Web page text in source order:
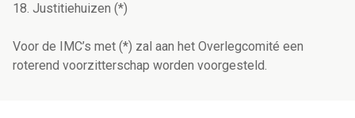
18. Justitiehuizen (*)
Voor de IMC’s met (*) zal aan het Overlegcomité een
roterend voorzitterschap worden voorgesteld.